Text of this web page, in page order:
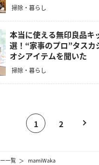
一覧 mamiWaka
掃除・暮らし
本当に使える無印良品キ
選！“家事のプロ”タスカ
オシアイテムを聞いた
掃除・暮らし
1 2